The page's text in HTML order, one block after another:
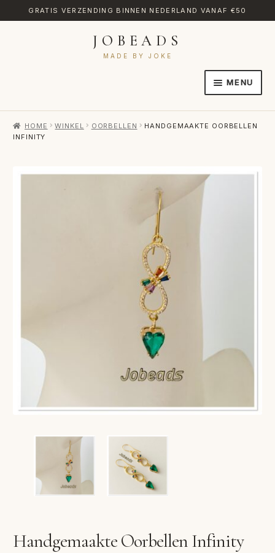
GRATIS VERZENDING BINNEN NEDERLAND VANAF €50
JOBEADS
MADE BY JOKE
MENU
AFREKENEN
WINKEL
WINKELWAGEN
HOME WINKEL OORBELLEN
HANDGEMAAKTE OORBELLEN
INFINITY
Handgemaakte Oorbellen Infinity